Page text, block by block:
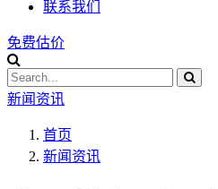
联系我们
免费估价
新闻资讯
首页
新闻资讯